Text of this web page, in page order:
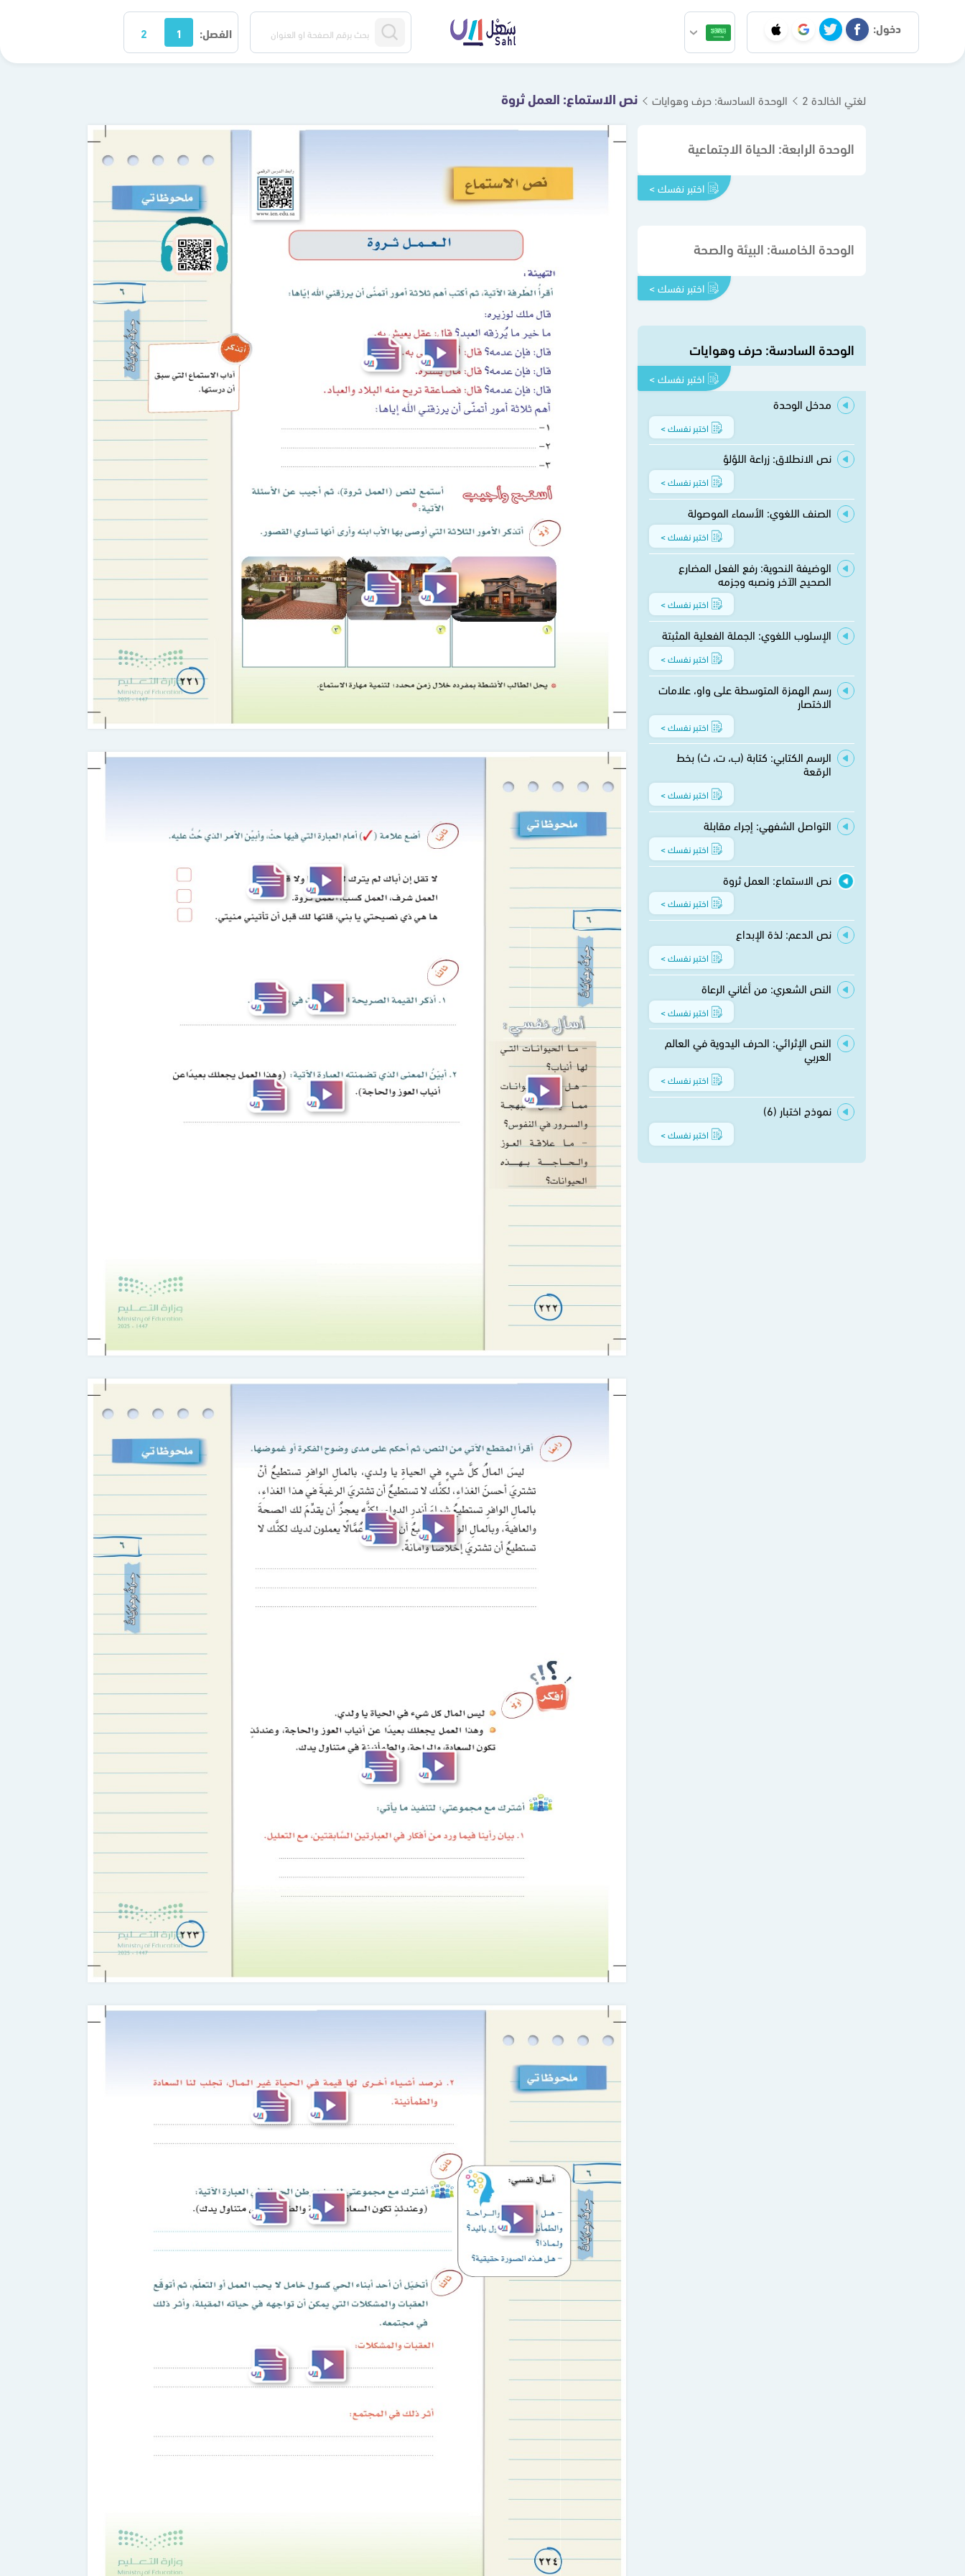
دخول: الفصل: 1
2
لغتي الخالدة 2 الوحدة السادسة: حرف وهوايات نص الاستماع: العمل ثروة
الوحدة الرابعة: الحياة الاجتماعية
اختبر نفسك >
الوحدة الخامسة: البيئة والصحة
اختبر نفسك >
الوحدة السادسة: حرف وهوايات
اختبر نفسك >
مدخل الوحدة
اختبر نفسك >
نص الانطلاق: زراعة اللؤلؤ
اختبر نفسك >
الصنف اللغوي: الأسماء الموصولة
اختبر نفسك >
الوضيفة النحوية: رفع الفعل المضارع
الصحيح الآخر ونصبه وجزمه
اختبر نفسك >
الإسلوب اللغوي: الجملة الفعلية المثبتة
اختبر نفسك >
رسم الهمزة المتوسطة على واو، علامات
الاختصار
اختبر نفسك >
الرسم الكتابي: كتابة (ب، ت، ث) بخط
الرقعة
اختبر نفسك >
التواصل الشفهي: إجراء مقابلة
اختبر نفسك >
نص الاستماع: العمل ثروة
اختبر نفسك >
نص الدعم: لذة الإبداع
اختبر نفسك >
النص الشعري: من أغاني الرعاة
اختبر نفسك >
النص الإثرائي: الحرف اليدوية في العالم
العربي
اختبر نفسك >
نموذج اختبار (6)
اختبر نفسك >